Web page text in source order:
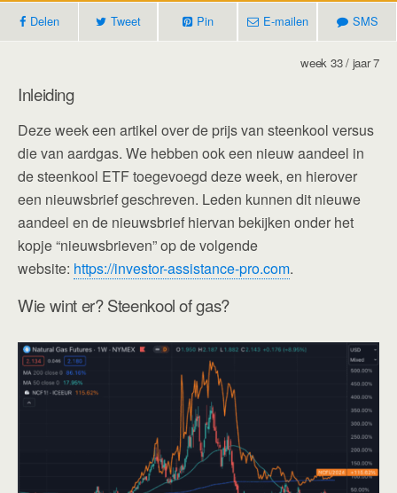
Delen Tweet Pin E-mailen SMS
week 33 / jaar 7
Inleiding
Deze week een artikel over de prijs van steenkool versus
die van aardgas. We hebben ook een nieuw aandeel in
de steenkool ETF toegevoegd deze week, en hierover
een nieuwsbrief geschreven. Leden kunnen dit nieuwe
aandeel en de nieuwsbrief hiervan bekijken onder het
kopje “nieuwsbrieven” op de volgende
website: https://investor-assistance-pro.com.
Wie wint er? Steenkool of gas?